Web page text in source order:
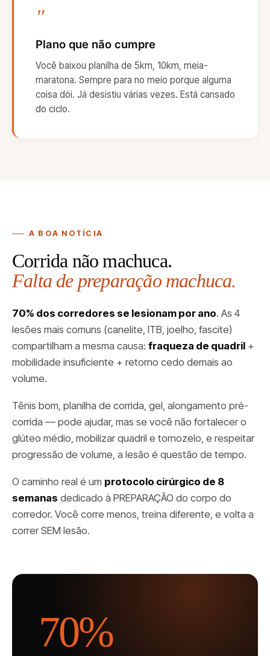
"
Plano que não cumpre
Você baixou planilha de 5km, 10km, meia-
maratona. Sempre para no meio porque alguma
coisa dói. Já desistiu várias vezes. Está cansado
do ciclo.
A BOA NOTÍCIA
Corrida não machuca.
Falta de preparação machuca.
70% dos corredores se lesionam por ano. As 4
lesões mais comuns (canelite, ITB, joelho, fascite)
compartilham a mesma causa: fraqueza de quadril +
mobilidade insuficiente + retorno cedo demais ao
volume.
Tênis bom, planilha de corrida, gel, alongamento pré-
corrida — pode ajudar, mas se você não fortalecer o
glúteo médio, mobilizar quadril e tornozelo, e respeitar
progressão de volume, a lesão é questão de tempo.
O caminho real é um protocolo cirúrgico de 8
semanas dedicado à PREPARAÇÃO do corpo do
corredor. Você corre menos, treina diferente, e volta a
correr SEM lesão.
70%